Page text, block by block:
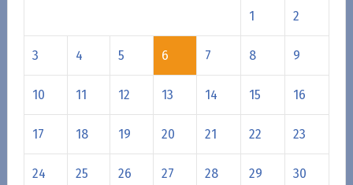
1 2
3 4 5 6 7 8 9
10 11 12 13 14 15 16
17 18 19 20 21 22 23
24 25 26 27 28 29 30